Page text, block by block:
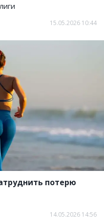
15.05.2026 10:44
потерю
14.05.2026 14:56